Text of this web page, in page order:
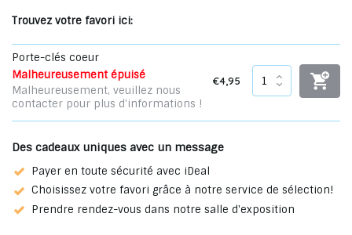
Trouvez votre favori ici:
Porte-clés coeur
Malheureusement épuisé
Malheureusement, veuillez nous
contacter pour plus d'informations !
€4,95
Des cadeaux uniques avec un message
Payer en toute sécurité avec iDeal
Choisissez votre favori grâce à notre service de sélection!
Prendre rendez-vous dans notre salle d'exposition